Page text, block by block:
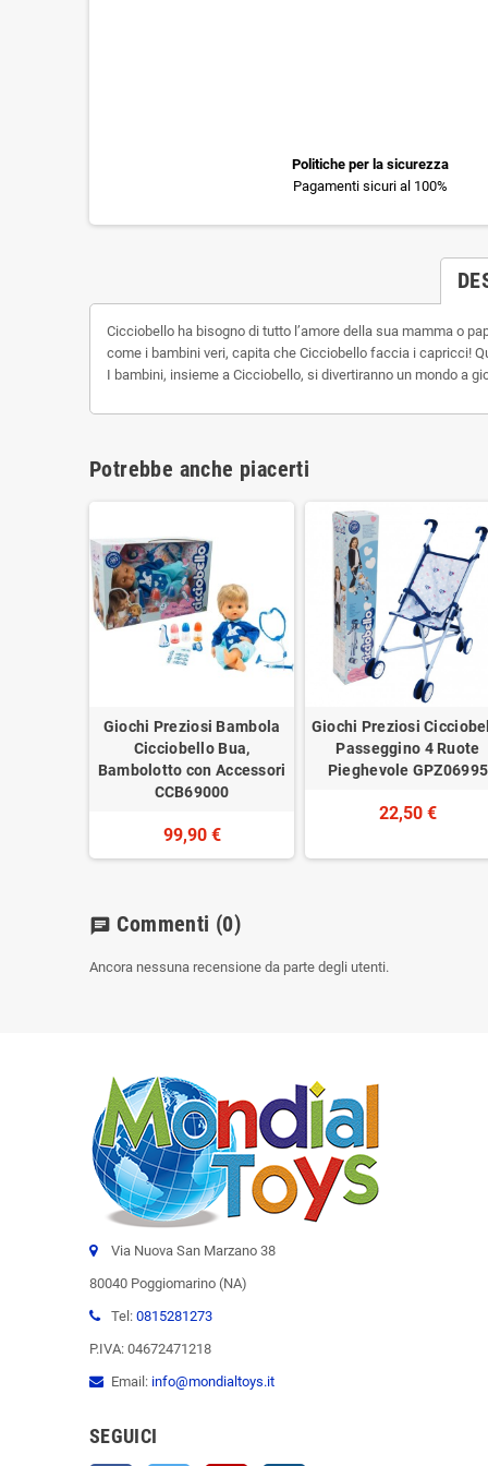
Politiche per la sicurezza
Pagamenti sicuri al 100%
Cicciobello ha bisogno di tutto l’amore della sua mamma o
come i bambini veri, capita che Cicciobello faccia i capricci!
I bambini, insieme a Cicciobello, si divertiranno un mondo a
Potrebbe anche piacerti
Giochi Preziosi Bambola
Cicciobello Bua,
Bambolotto con Accessori
CCB69000
99,90 €
Giochi Preziosi
Passeggino 4 Ruote
Pieghevole GPZ06995
22,50 €
chat Commenti (0)
Ancora nessuna recensione da parte degli utenti.
Via Nuova San Marzano 38
80040 Poggiomarino (NA)
Tel: 0815281273
P.IVA: 04672471218
Email: info@mondialtoys.it
SEGUICI